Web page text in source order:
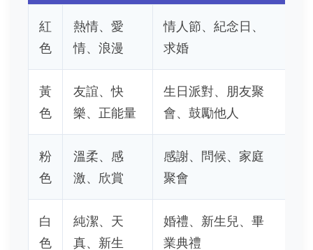
紅
色
熱情、愛
情、浪漫
情人節、紀念日、
求婚
黃
色
友誼、快
樂、正能量
生日派對、朋友聚
會、鼓勵他人
粉
色
溫柔、感
激、欣賞
感謝、問候、家庭
聚會
白
色
純潔、天
真、新生
婚禮、新生兒、畢
業典禮